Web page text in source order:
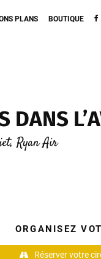
PLANS BOUTIQUE
DANS
Ryan Air
ORGANISEZ
Réserver votre